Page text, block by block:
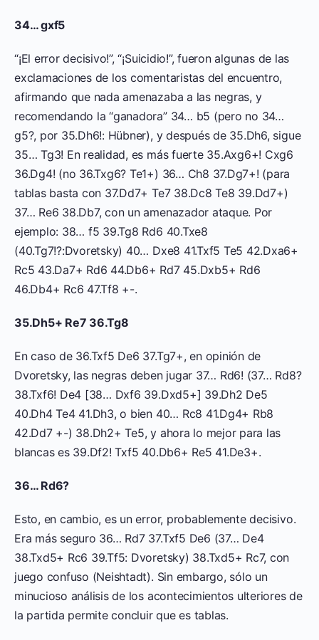
34… gxf5
“¡El error decisivo!”, “¡Suicidio!”, fueron algunas de las
exclamaciones de los comentaristas del encuentro,
afirmando que nada amenazaba a las negras, y
recomendando la “ganadora” 34… b5 (pero no 34…
g5?, por 35.Dh6!: Hübner), y después de 35.Dh6, sigue
35… Tg3! En realidad, es más fuerte 35.Axg6+! Cxg6
36.Dg4! (no 36.Txg6? Te1+) 36… Ch8 37.Dg7+! (para
tablas basta con 37.Dd7+ Te7 38.Dc8 Te8 39.Dd7+)
37… Re6 38.Db7, con un amenazador ataque. Por
ejemplo: 38… f5 39.Tg8 Rd6 40.Txe8
(40.Tg7!?:Dvoretsky) 40… Dxe8 41.Txf5 Te5 42.Dxa6+
Rc5 43.Da7+ Rd6 44.Db6+ Rd7 45.Dxb5+ Rd6
46.Db4+ Rc6 47.Tf8 +-.
35.Dh5+ Re7 36.Tg8
En caso de 36.Txf5 De6 37.Tg7+, en opinión de
Dvoretsky, las negras deben jugar 37… Rd6! (37… Rd8?
38.Txf6! De4 [38… Dxf6 39.Dxd5+] 39.Dh2 De5
40.Dh4 Te4 41.Dh3, o bien 40… Rc8 41.Dg4+ Rb8
42.Dd7 +-) 38.Dh2+ Te5, y ahora lo mejor para las
blancas es 39.Df2! Txf5 40.Db6+ Re5 41.De3+.
36… Rd6?
Esto, en cambio, es un error, probablemente decisivo.
Era más seguro 36… Rd7 37.Txf5 De6 (37… De4
38.Txd5+ Rc6 39.Tf5: Dvoretsky) 38.Txd5+ Rc7, con
juego confuso (Neishtadt). Sin embargo, sólo un
minucioso análisis de los acontecimientos ulteriores de
la partida permite concluir que es tablas.